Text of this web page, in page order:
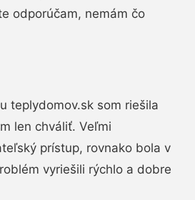
odporúčam, nemám čo
teplydomov.sk som riešila
len chváliť. Veľmi
prístup, rovnako bola v
vyriešili rýchlo a dobre